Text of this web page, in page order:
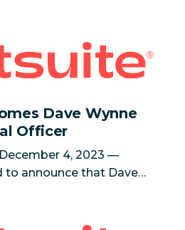
solution de social
l'IA.
Dave Wynne as Chief
Dave Wynne
Officer
4, 2023 —
to announce that Dave
He will be a key
executive leadership